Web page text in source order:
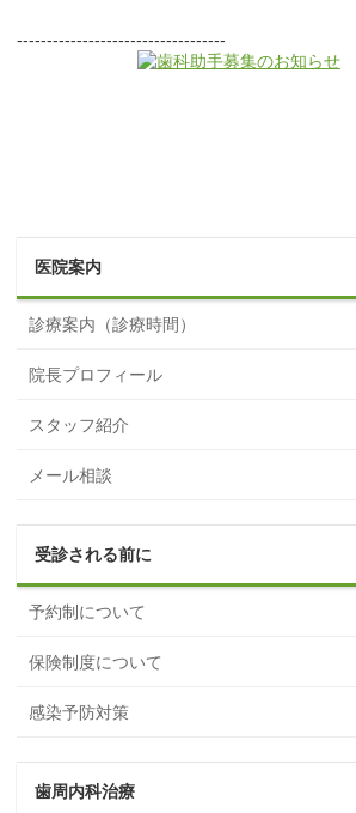
-----------------------------------
医院案内
診療案内（診療時間）
院長プロフィール
スタッフ紹介
メール相談
受診される前に
予約制について
保険制度について
感染予防対策
歯周内科治療